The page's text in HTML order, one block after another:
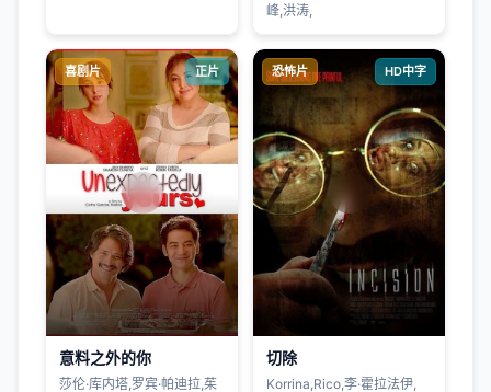
峰,洪涛,
喜剧片 正片
意料之外的你
莎伦·库内塔,罗宾·帕迪拉,茱
恐怖片 HD中字
切除
Korrina,Rico,李·霍拉法伊,